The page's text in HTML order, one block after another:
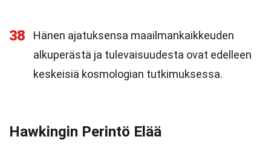
38
Hänen ajatuksensa maailmankaikkeuden
alkuperästä ja tulevaisuudesta ovat edelleen
keskeisiä kosmologian tutkimuksessa.
Hawkingin Perintö Elää